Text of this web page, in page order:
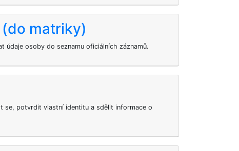
matriky)
údaje osoby do seznamu oficiálních záznamů.
se, potvrdit vlastní identitu a sdělit informace o